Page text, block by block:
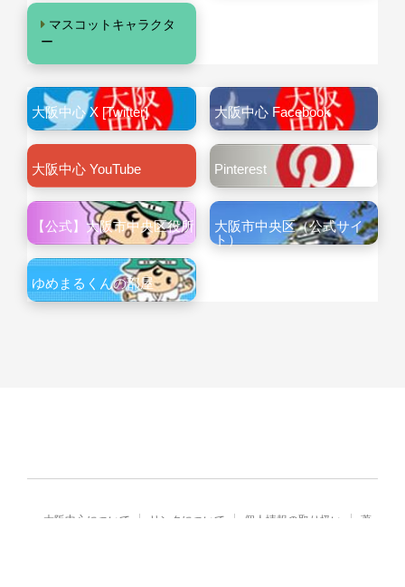
マスコットキャラクタ
ー
大阪中心 X [Twitter] 大阪中心 Facebook
大阪中心 YouTube Pinterest
【公式】大阪市中央区役所
大阪市中央区（公式サイ
ト）
ゆめまるくんの部屋
大阪中心について リンクについて 個人情報の取り扱い
著